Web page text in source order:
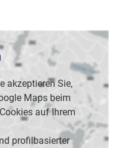
akzeptieren Sie,
Maps beim
auf Ihrem
profilbasierter